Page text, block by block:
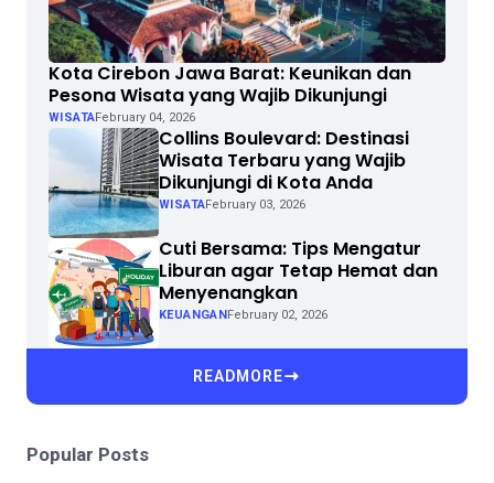
Kota Cirebon Jawa Barat: Keunikan dan
Pesona Wisata yang Wajib Dikunjungi
WISATAFebruary 04, 2026
Collins Boulevard: Destinasi
Wisata Terbaru yang Wajib
Dikunjungi di Kota Anda
WISATAFebruary 03, 2026
Cuti Bersama: Tips Mengatur
Liburan agar Tetap Hemat dan
Menyenangkan
KEUANGAN February 02, 2026
READMORE
Popular Posts